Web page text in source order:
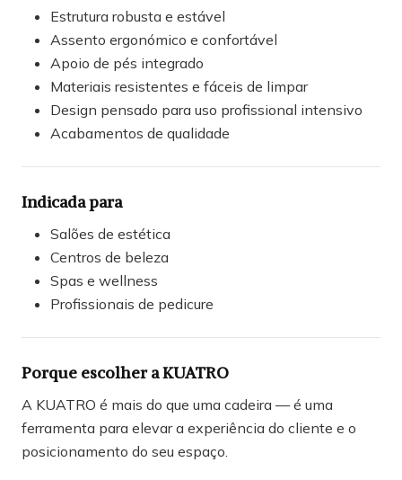
Estrutura robusta e estável
Assento ergonómico e confortável
Apoio de pés integrado
Materiais resistentes e fáceis de limpar
Design pensado para uso profissional intensivo
Acabamentos de qualidade
Indicada para
Salões de estética
Centros de beleza
Spas e wellness
Profissionais de pedicure
Porque escolher a KUATRO
A KUATRO é mais do que uma cadeira — é uma
ferramenta para elevar a experiência do cliente e o
posicionamento do seu espaço.